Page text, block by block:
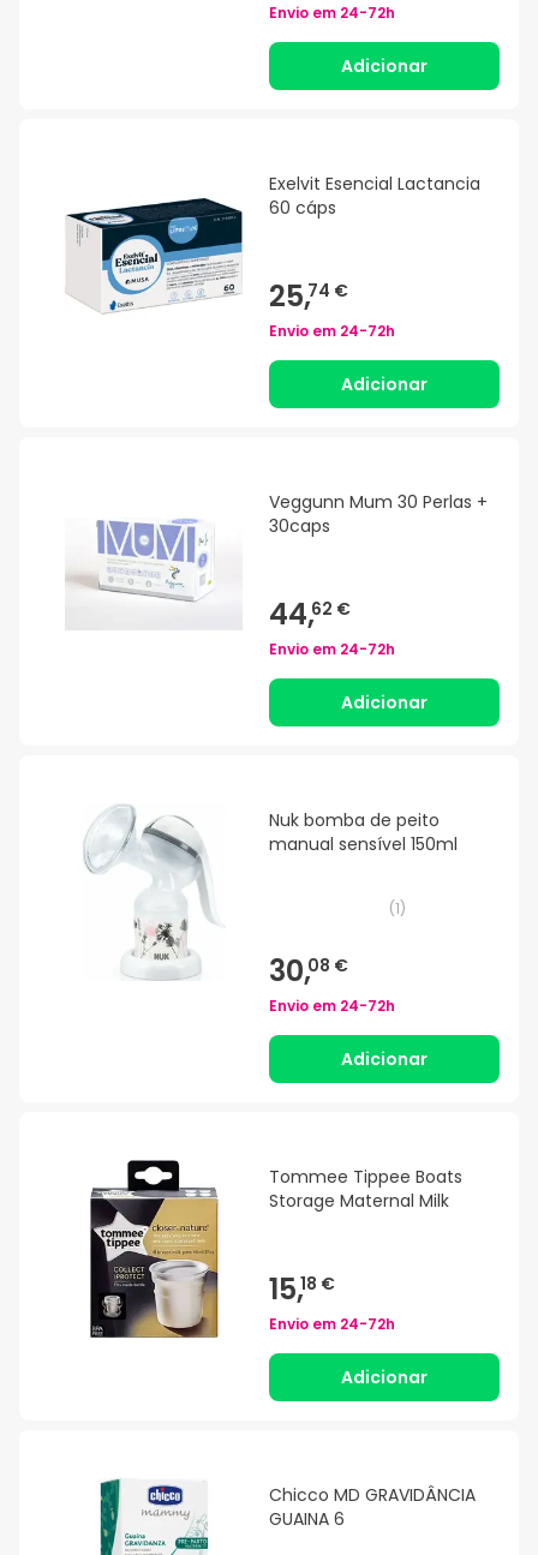
Envio em 24-72h
Adicionar
Exelvit Esencial Lactancia
60 cáps
25,74 €
Envio em 24-72h
Adicionar
Veggunn Mum 30 Perlas +
30caps
44,62 €
Envio em 24-72h
Adicionar
Nuk bomba de peito
manual sensível 150ml
(1)
30,08 €
Envio em 24-72h
Adicionar
Tommee Tippee Boats
Storage Maternal Milk
15,18 €
Envio em 24-72h
Adicionar
Chicco MD GRAVIDÂNCIA
GUAINA 6